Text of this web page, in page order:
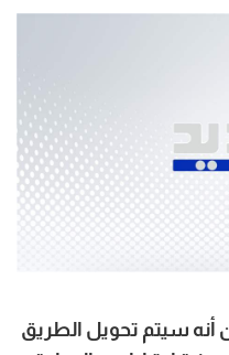
أنه سيتم تحويل الطريق